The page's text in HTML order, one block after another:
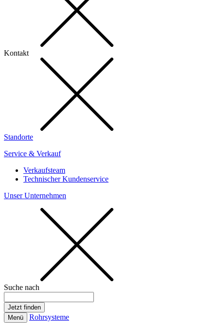
Kontakt
Standorte
Service & Verkauf
Verkaufsteam
Technischer Kundenservice
Unser Unternehmen
Suche nach
Menü Rohrsysteme